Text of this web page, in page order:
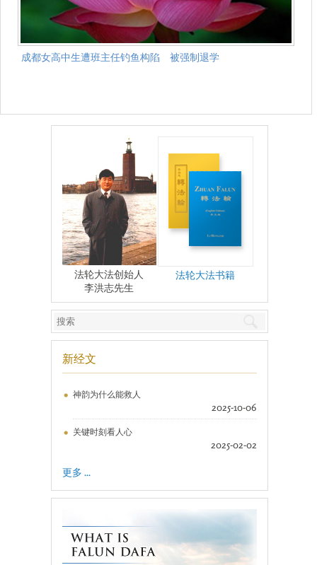
成都女高中生遭班主任钓鱼构陷 被强制退学
法轮大法创始人
李洪志先生
法轮大法书籍
新经文
神韵为什么能救人
2025-10-06
关键时刻看人心
2025-02-02
更多 ...